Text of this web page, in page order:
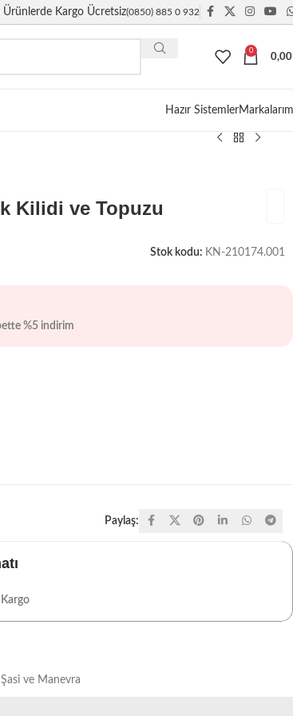
Ürünlerde Kargo Ücretsiz(0850) 885 0 932
0
Hazır Sistemler
Kilidi ve Topuzu
Stok kodu: KN-210174.001
%5 indirim
Paylaş:
Şasi ve Manevra